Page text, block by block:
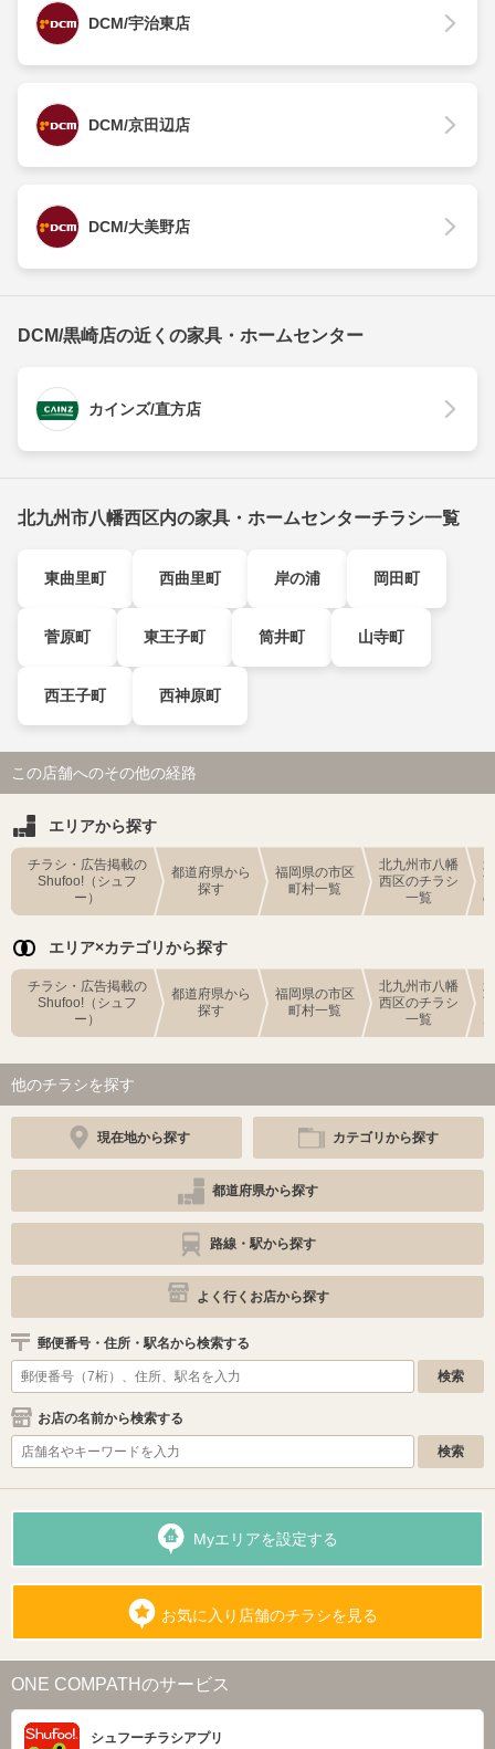
DCM/宇治東店
DCM/京田辺店
DCM/大美野店
DCM/黒崎店の近くの家具・ホームセンター
カインズ/直方店
北九州市八幡西区内の家具・ホームセンターチラシ一覧
東曲里町 西曲里町 岸の浦 岡田町
菅原町 東王子町 筒井町 山寺町
西王子町 西神原町
この店舗へのその他の経路
エリアから探す
チラシ・広告掲載の
Shufoo!（シュフ
ー）
都道府県から
探す
福岡県の市区
町村一覧
北九州市八幡
西区のチラシ
一覧
エリア×カテゴリから探す
チラシ・広告掲載の
Shufoo!（シュフ
ー）
都道府県から
探す
福岡県の市区
町村一覧
北九州市八幡
西区のチラシ
一覧
他のチラシを探す
現在地から探す カテゴリから探す
都道府県から探す
路線・駅から探す
よく行くお店から探す
郵便番号・住所・駅名から検索する
お店の名前から検索する
Myエリアを設定する
お気に入り店舗のチラシを見る
ONE COMPATHのサービス
シュフーチラシアプリ